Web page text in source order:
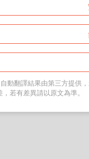
動翻譯結果由第三方提供
，若有差異請以原文為準。